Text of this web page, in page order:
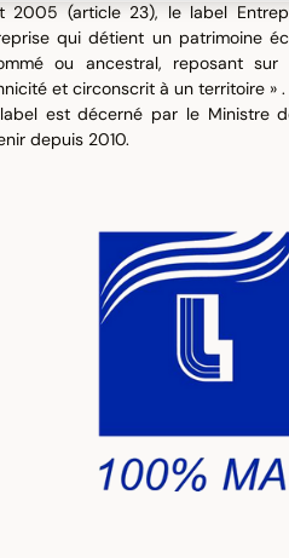
2005 (article 23), le label
qui détient un patrimoine
ou ancestral, reposant
et circonscrit à un territoire »
est décerné par le Ministre
depuis 2010.